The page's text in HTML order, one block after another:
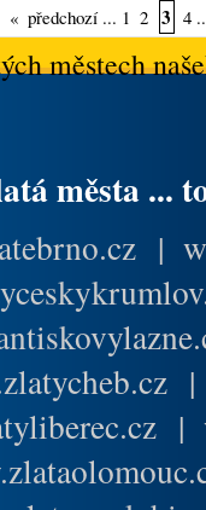
« předchozí ... 1 2 3 4
městech
města ...
|
|